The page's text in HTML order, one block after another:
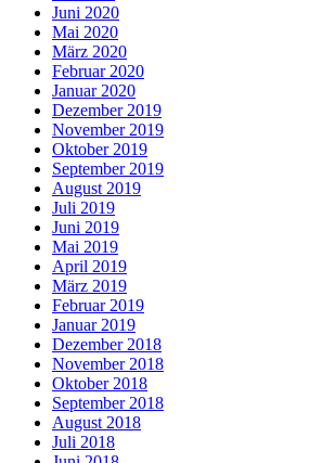
Juni 2020
Mai 2020
März 2020
Februar 2020
Januar 2020
Dezember 2019
November 2019
Oktober 2019
September 2019
August 2019
Juli 2019
Juni 2019
Mai 2019
April 2019
März 2019
Februar 2019
Januar 2019
Dezember 2018
November 2018
Oktober 2018
September 2018
August 2018
Juli 2018